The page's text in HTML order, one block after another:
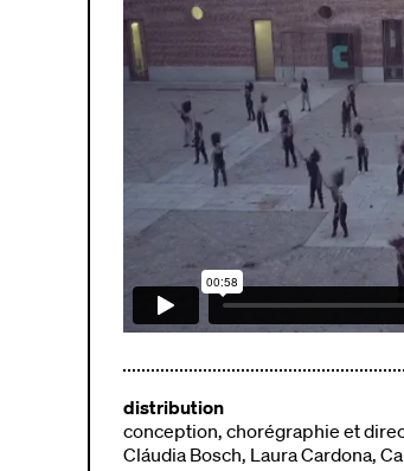
distribution
conception, chorégraphie et
Cláudia Bosch, Laura Cardona,